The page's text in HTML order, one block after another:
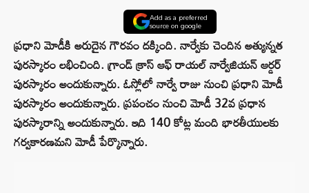
Add as a preferred
source on google
ప్రధాని మోడీకి అరుదైన గౌరవం దక్కింది. నార్వేకు చెందిన అత్యున్నత
పురస్కారం లభించింది. గ్రాండ్ క్రాస్ ఆఫ్ రాయల్ నార్వేజియన్ ఆర్డర్
పురస్కారం అందుకున్నారు. ఓస్లోలో నార్వే రాజు నుంచి ప్రధాని మోడీ
పురస్కారం అందుకున్నారు. ప్రపంచం నుంచి మోడీ 32వ ప్రధాన
పురస్కారాన్ని అందుకున్నారు. ఇది 140 కోట్ల మంది భారతీయులకు
గర్వకారణమని మోడీ పేర్కొన్నారు.